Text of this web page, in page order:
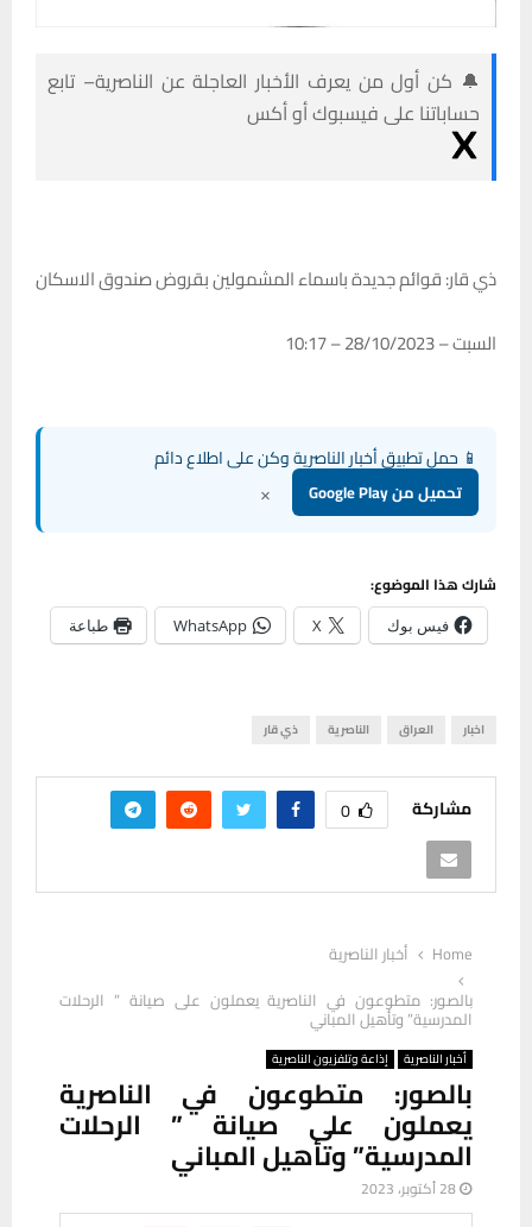
🔔 كن أول من يعرف الأخبار العاجلة عن الناصرية– تابع
حساباتنا على فيسبوك أو أكس
ذي قار: قوائم جديدة باسماء المشمولين بقروض صندوق الاسكان
السبت – 28/10/2023 – 10:17
📱 حمل تطبيق أخبار الناصرية وكن على اطلاع دائم
تحميل من Google Play ×
شارك هذا الموضوع:
فيس بوك X
WhatsApp طباعة
اخبار العراق الناصرية ذي قار
مشاركة 0
Home
أخبار الناصرية
بالصور: متطوعون في الناصرية يعملون على صيانة ” الرحلات
المدرسية” وتأهيل المباني
أخبار الناصرية إذاعة وتلفزيون الناصرية
بالصور: متطوعون في الناصرية
يعملون على صيانة ” الرحلات
المدرسية” وتأهيل المباني
28 أكتوبر، 2023